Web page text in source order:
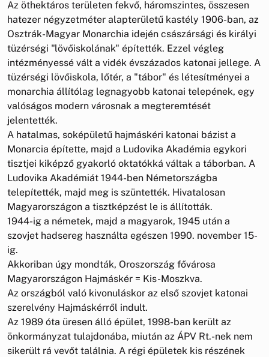
Az öthektáros területen fekvő, háromszintes, összesen
hatezer négyzetméter alapterületű kastély 1906-ban, az
Osztrák-Magyar Monarchia idején császársági és királyi
tüzérségi "lövőiskolának" építették. Ezzel végleg
intézményessé vált a vidék évszázados katonai jellege. A
tüzérségi lövőiskola, lőtér, a "tábor" és létesítményei a
monarchia állítólag legnagyobb katonai telepének, egy
valóságos modern városnak a megteremtését
jelentették.
A hatalmas, soképületű hajmáskéri katonai bázist a
Monarcia építette, majd a Ludovika Akadémia egykori
tisztjei kiképző gyakorló oktatókká váltak a táborban. A
Ludovika Akadémiát 1944-ben Németországba
telepítették, majd meg is szüntették. Hivatalosan
Magyarországon a tisztképzést le is állították.
1944-ig a németek, majd a magyarok, 1945 után a
szovjet hadsereg használta egészen 1990. november 15-
ig.
Akkoriban úgy mondták, Oroszország fővárosa
Magyarországon Hajmáskér = Kis-Moszkva.
Az országból való kivonuláskor az első szovjet katonai
szerelvény Hajmáskérről indult.
Az 1989 óta üresen álló épület, 1998-ban került az
önkormányzat tulajdonába, miután az ÁPV Rt.-nek nem
sikerült rá vevőt találnia. A régi épületek kis részének